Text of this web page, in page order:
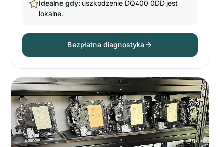
Idealne gdy: uszkodzenie DQ400 0DD jest
lokalne.
Bezpłatna diagnostyka